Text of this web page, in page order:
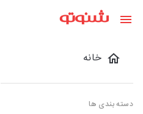
خانه
دسته بندی ها